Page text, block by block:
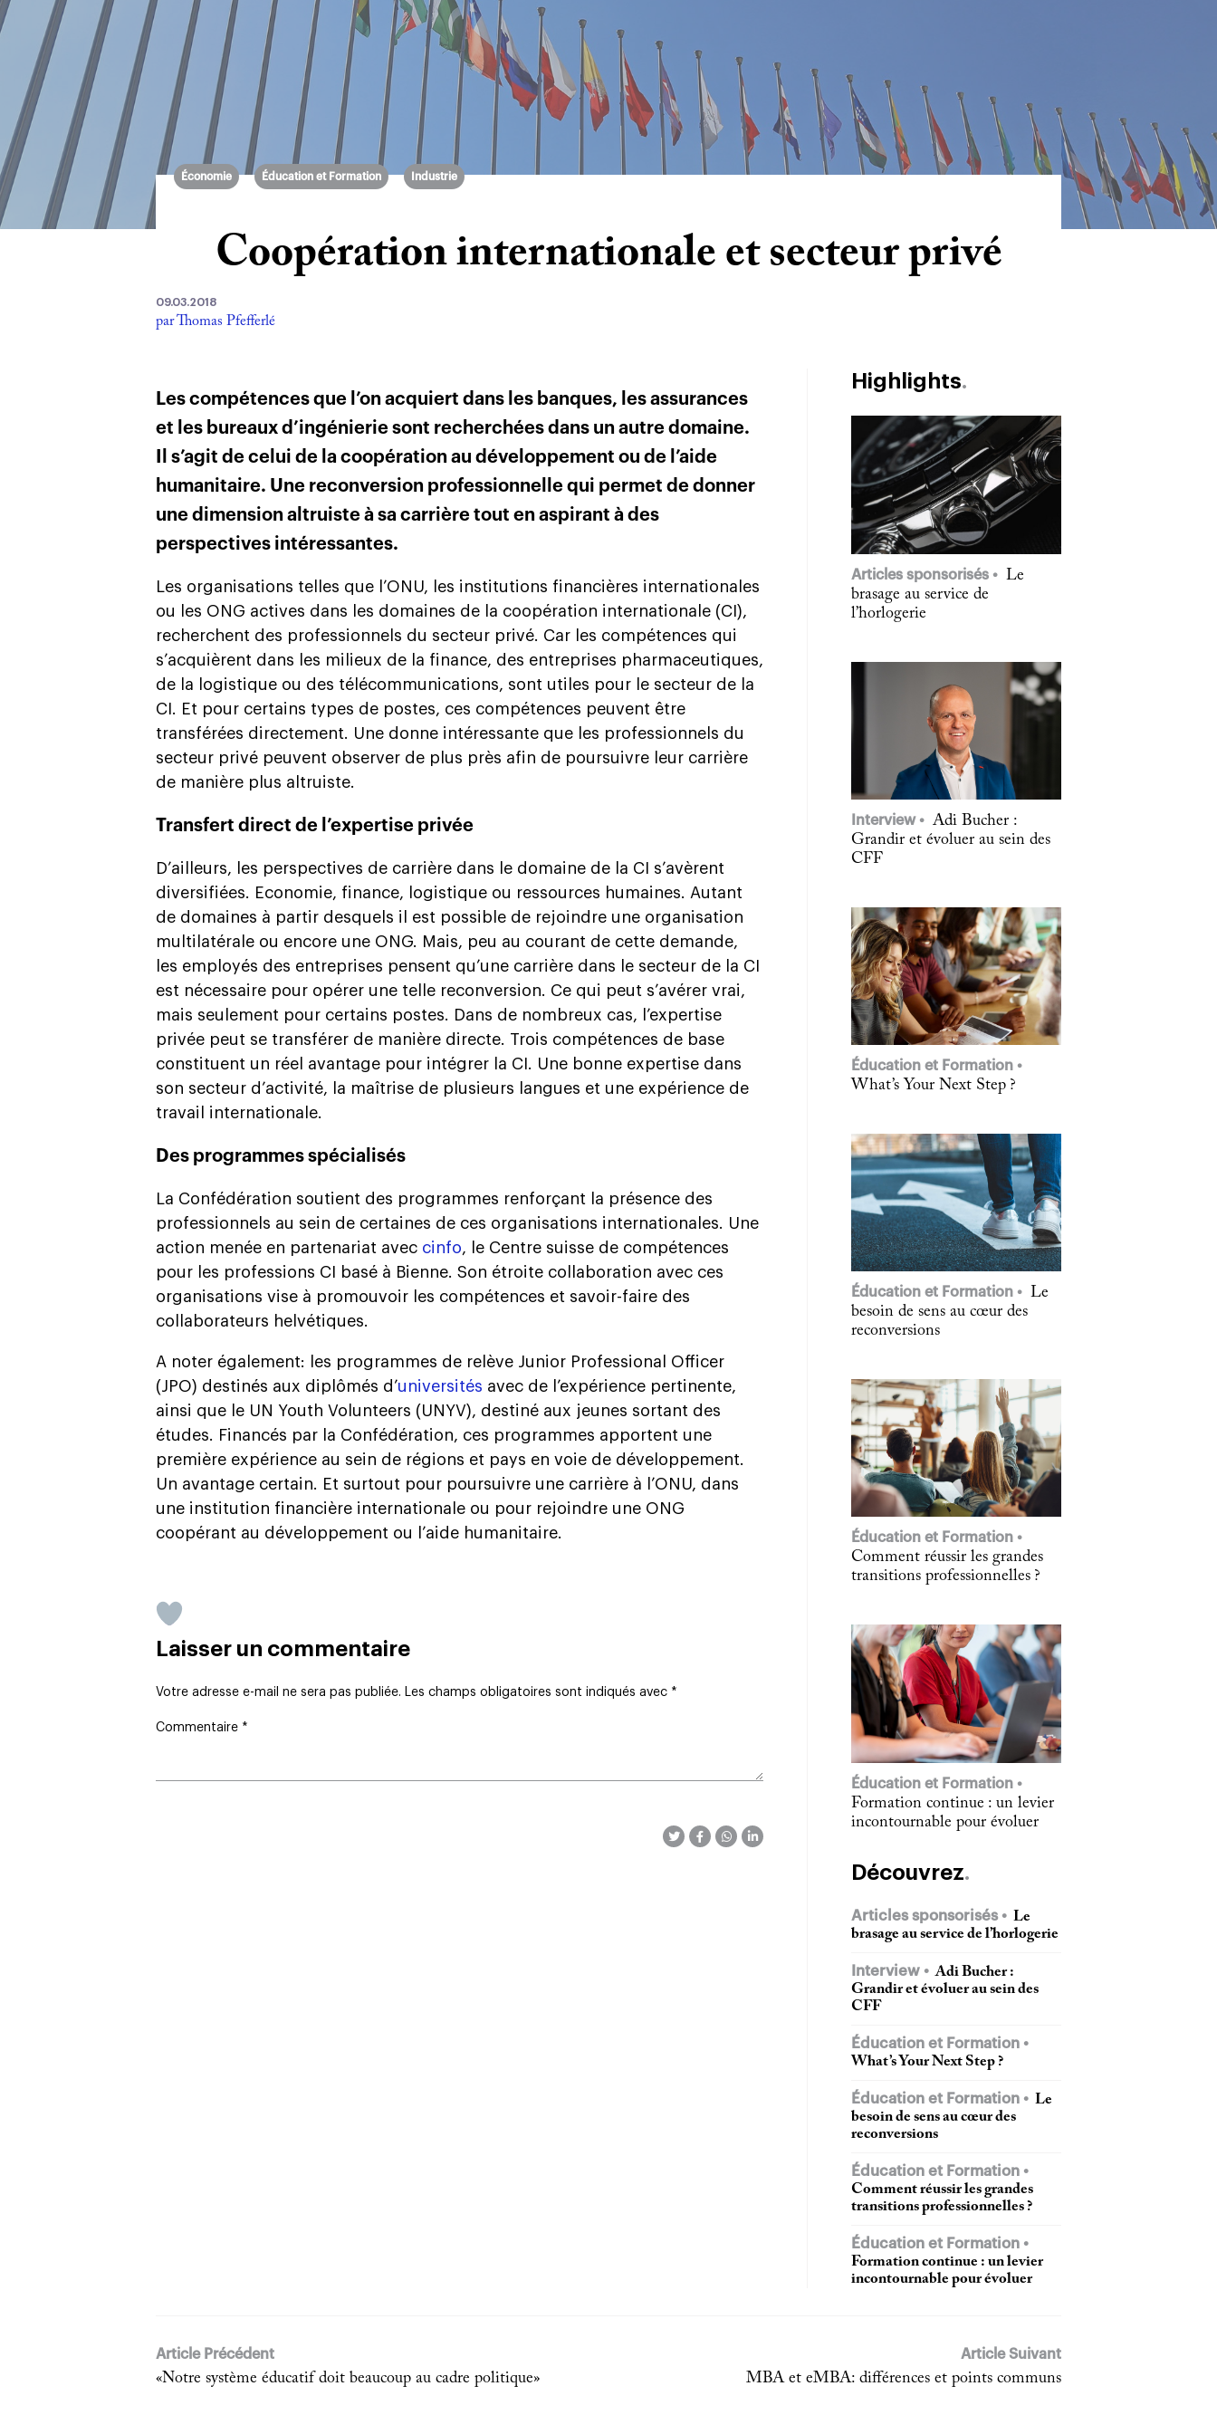
Économie Éducation et Formation Industrie
Coopération internationale et secteur privé
09.03.2018
par Thomas Pfefferlé
Les compétences que l’on acquiert dans les banques, les assurances
et les bureaux d’ingénierie sont recherchées dans un autre domaine.
Il s’agit de celui de la coopération au développement ou de l’aide
humanitaire. Une reconversion professionnelle qui permet de donner
une dimension altruiste à sa carrière tout en aspirant à des
perspectives intéressantes.
Les organisations telles que l’ONU, les institutions financières internationales
ou les ONG actives dans les domaines de la coopération internationale (CI),
recherchent des professionnels du secteur privé. Car les compétences qui
s’acquièrent dans les milieux de la finance, des entreprises pharmaceutiques,
de la logistique ou des télécommunications, sont utiles pour le secteur de la
CI. Et pour certains types de postes, ces compétences peuvent être
transférées directement. Une donne intéressante que les professionnels du
secteur privé peuvent observer de plus près afin de poursuivre leur carrière
de manière plus altruiste.
Transfert direct de l’expertise privée
D’ailleurs, les perspectives de carrière dans le domaine de la CI s’avèrent
diversifiées. Economie, finance, logistique ou ressources humaines. Autant
de domaines à partir desquels il est possible de rejoindre une organisation
multilatérale ou encore une ONG. Mais, peu au courant de cette demande,
les employés des entreprises pensent qu’une carrière dans le secteur de la CI
est nécessaire pour opérer une telle reconversion. Ce qui peut s’avérer vrai,
mais seulement pour certains postes. Dans de nombreux cas, l’expertise
privée peut se transférer de manière directe. Trois compétences de base
constituent un réel avantage pour intégrer la CI. Une bonne expertise dans
son secteur d’activité, la maîtrise de plusieurs langues et une expérience de
travail internationale.
Des programmes spécialisés
La Confédération soutient des programmes renforçant la présence des
professionnels au sein de certaines de ces organisations internationales. Une
action menée en partenariat avec cinfo, le Centre suisse de compétences
pour les professions CI basé à Bienne. Son étroite collaboration avec ces
organisations vise à promouvoir les compétences et savoir-faire des
collaborateurs helvétiques.
A noter également: les programmes de relève Junior Professional Officer
(JPO) destinés aux diplômés d’universités avec de l’expérience pertinente,
ainsi que le UN Youth Volunteers (UNYV), destiné aux jeunes sortant des
études. Financés par la Confédération, ces programmes apportent une
première expérience au sein de régions et pays en voie de développement.
Un avantage certain. Et surtout pour poursuivre une carrière à l’ONU, dans
une institution financière internationale ou pour rejoindre une ONG
coopérant au développement ou l’aide humanitaire.
Laisser un commentaire
Votre adresse e-mail ne sera pas publiée. Les champs obligatoires sont indiqués avec *
Commentaire *
Highlights
Articles sponsorisés
Le
brasage au service de
l’horlogerie
Interview
Adi Bucher :
Grandir et évoluer au sein des
CFF
Éducation et Formation
What’s Your Next Step ?
Éducation et Formation
Le
besoin de sens au cœur des
reconversions
Éducation et Formation
Comment réussir les grandes
transitions professionnelles ?
Éducation et Formation
Formation continue : un levier
incontournable pour évoluer
Découvrez
Articles sponsorisés
Le
brasage au service de l’horlogerie
Interview
Adi Bucher :
Grandir et évoluer au sein des
CFF
Éducation et Formation
What’s Your Next Step ?
Éducation et Formation
Le
besoin de sens au cœur des
reconversions
Éducation et Formation
Comment réussir les grandes
transitions professionnelles ?
Éducation et Formation
Formation continue : un levier
incontournable pour évoluer
Article Précédent
«Notre système éducatif doit beaucoup au cadre politique»
Article Suivant
MBA et eMBA: différences et points communs